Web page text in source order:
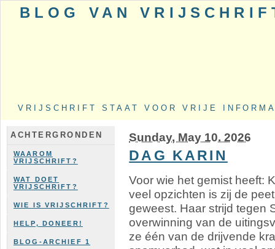
BLOG VAN
VRIJSCHRIFT STAAT VOOR VRIJE
ACHTERGRONDEN
WAAROM
VRIJSCHRIFT?
WAT DOET
VRIJSCHRIFT?
WIE IS VRIJSCHRIFT?
HELP, DONEER!
BLOG-ARCHIEF 1
Sunday, May 10. 2026
DAG KARIN
Voor wie het gemist heeft:
veel opzichten is zij de
geweest. Haar strijd tegen
overwinning van de
ze één van de drijvende